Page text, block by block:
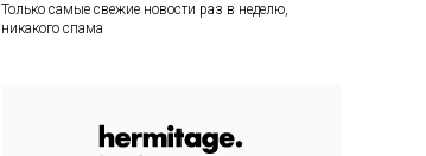
Только самые свежие новости раз в неделю,
никакого спама